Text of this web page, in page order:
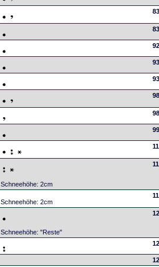
Schneehöhe: 2cm
Schneehöhe: 2cm
Schneehöhe: "Reste"